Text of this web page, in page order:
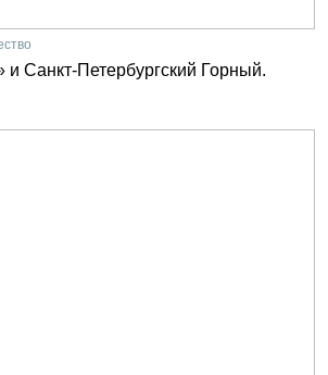
и Санкт-Петербургский Горный.